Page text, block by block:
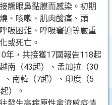
觸眼鼻黏膜而感染。初期
、咳嗽、肌肉酸痛、頭
吸困難、呼吸窘迫等嚴重
或死亡。
年，共接獲17國報告118起
南（43起）、孟加拉（30
、南韓（7起）、印度（5
）。